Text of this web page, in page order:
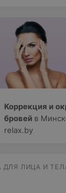
Коррекция и
бровей в
relax.by
ЛИЦА И